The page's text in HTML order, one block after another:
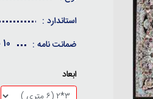
استاندارد :
ضمانت نامه :
10 سال ضمانت کیفی / 30 روز بازگشت
ابعاد